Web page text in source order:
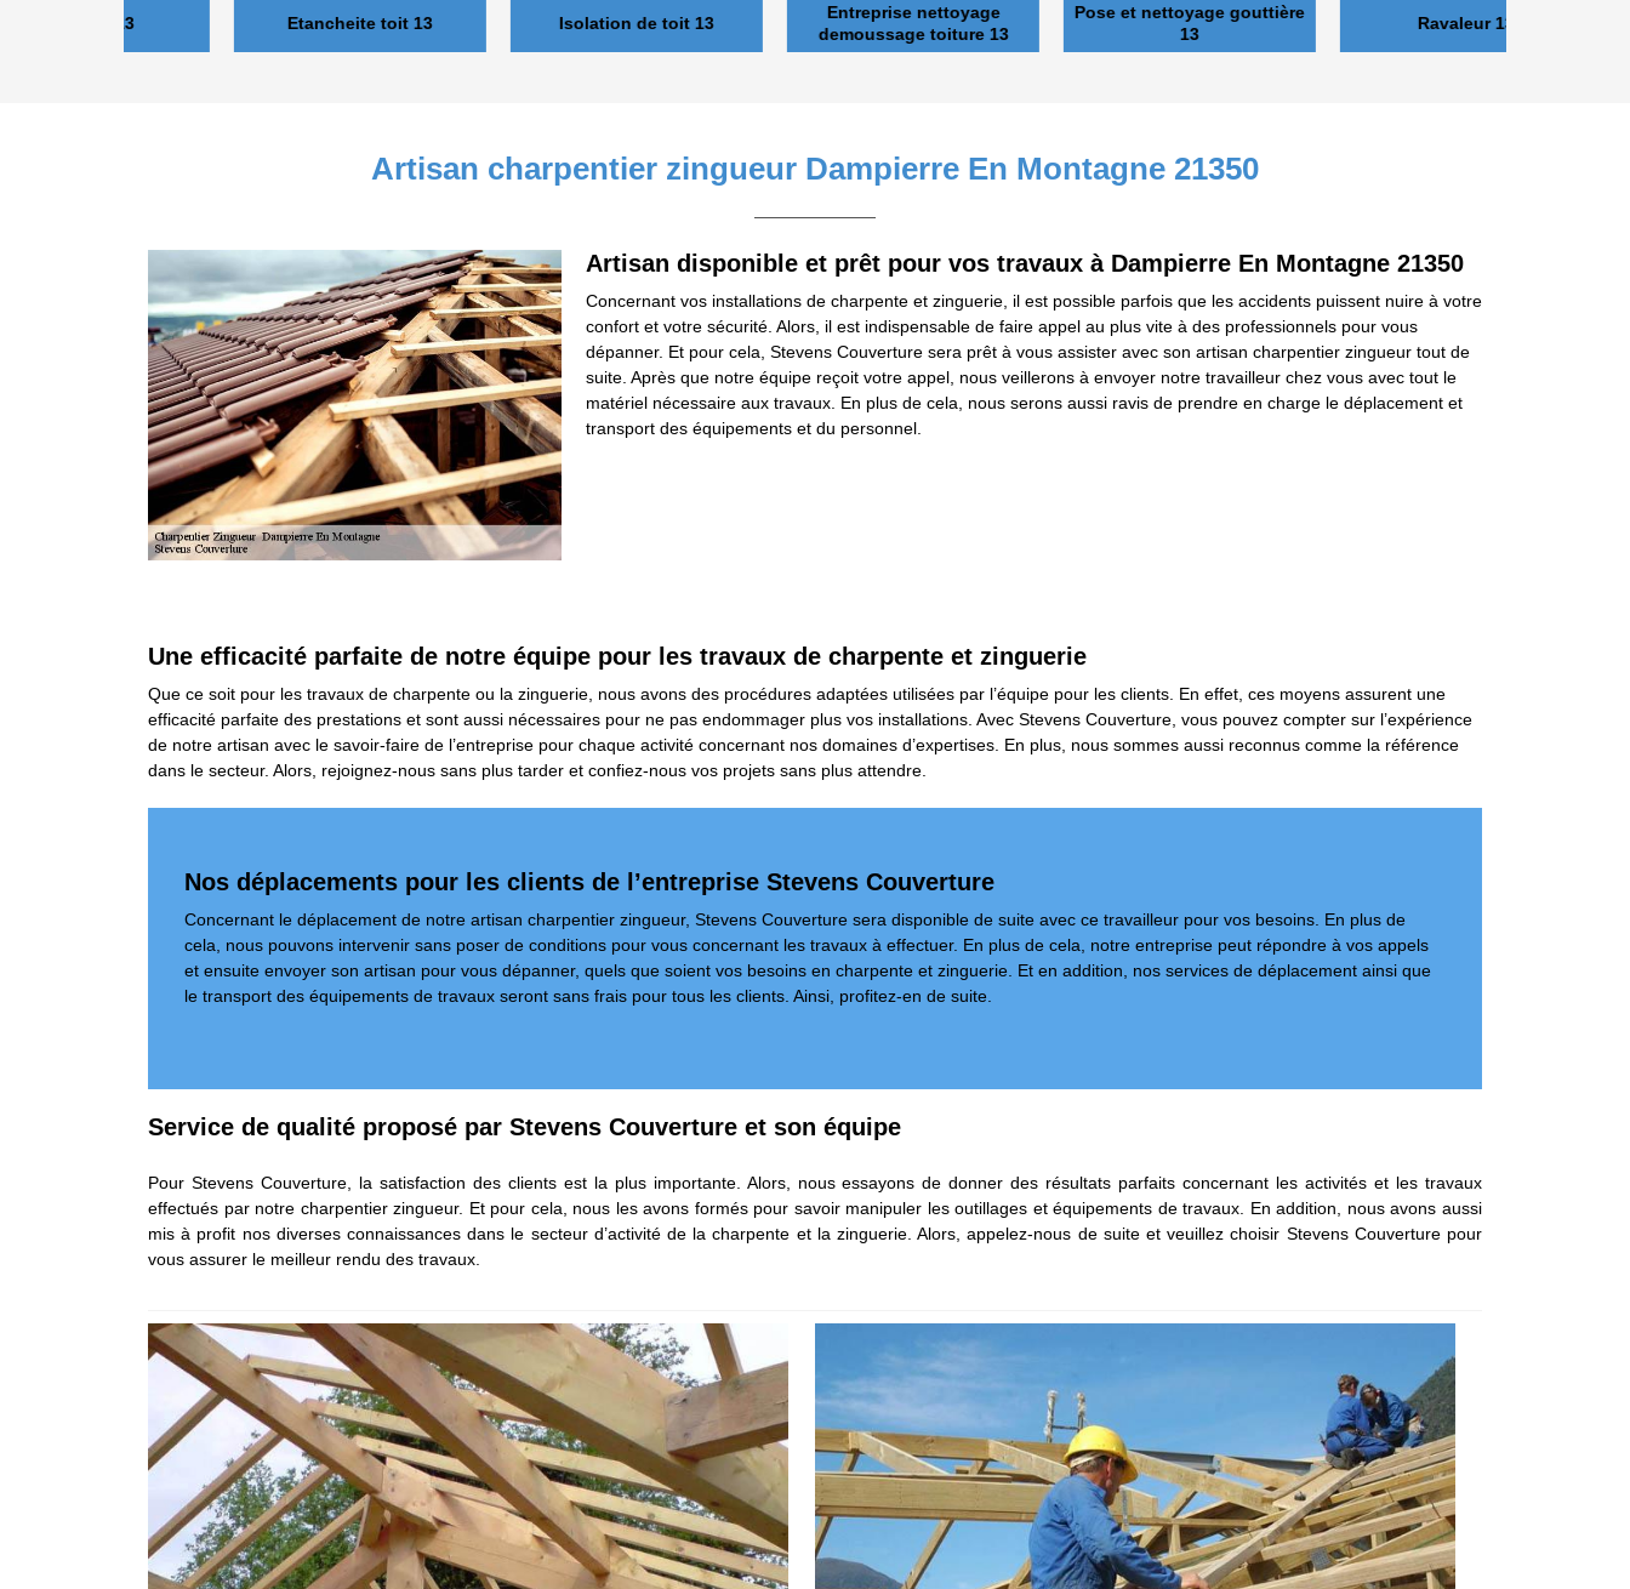
Etancheite toit 13 Isolation de toit 13
Entreprise nettoyage
demoussage toiture 13
Pose et nettoyage gouttière
Artisan charpentier zingueur Dampierre En Montagne 21350
Artisan disponible et prêt pour vos travaux à Dampierre En Montagne 21350
Concernant vos installations de charpente et zinguerie, il est possible parfois que les accidents puissent nuire à votre
confort et votre sécurité. Alors, il est indispensable de faire appel au plus vite à des professionnels pour vous
dépanner. Et pour cela, Stevens Couverture sera prêt à vous assister avec son artisan charpentier zingueur tout de
suite. Après que notre équipe reçoit votre appel, nous veillerons à envoyer notre travailleur chez vous avec tout le
matériel nécessaire aux travaux. En plus de cela, nous serons aussi ravis de prendre en charge le déplacement et
transport des équipements et du personnel.
Une efficacité parfaite de notre équipe pour les travaux de charpente et zinguerie
Que ce soit pour les travaux de charpente ou la zinguerie, nous avons des procédures adaptées utilisées par l’équipe pour les clients. En effet, ces moyens assurent une
efficacité parfaite des prestations et sont aussi nécessaires pour ne pas endommager plus vos installations. Avec Stevens Couverture, vous pouvez compter sur l’expérience
de notre artisan avec le savoir-faire de l’entreprise pour chaque activité concernant nos domaines d’expertises. En plus, nous sommes aussi reconnus comme la référence
dans le secteur. Alors, rejoignez-nous sans plus tarder et confiez-nous vos projets sans plus attendre.
Nos déplacements pour les clients de l’entreprise Stevens Couverture
Concernant le déplacement de notre artisan charpentier zingueur, Stevens Couverture sera disponible de suite avec ce travailleur pour vos besoins. En plus de
cela, nous pouvons intervenir sans poser de conditions pour vous concernant les travaux à effectuer. En plus de cela, notre entreprise peut répondre à vos appels
et ensuite envoyer son artisan pour vous dépanner, quels que soient vos besoins en charpente et zinguerie. Et en addition, nos services de déplacement ainsi que
le transport des équipements de travaux seront sans frais pour tous les clients. Ainsi, profitez-en de suite.
Service de qualité proposé par Stevens Couverture et son équipe
Pour Stevens Couverture, la satisfaction des clients est la plus importante. Alors, nous essayons de donner des résultats parfaits concernant les activités et les travaux
effectués par notre charpentier zingueur. Et pour cela, nous les avons formés pour savoir manipuler les outillages et équipements de travaux. En addition, nous avons aussi
mis à profit nos diverses connaissances dans le secteur d’activité de la charpente et la zinguerie. Alors, appelez-nous de suite et veuillez choisir Stevens Couverture pour
vous assurer le meilleur rendu des travaux.